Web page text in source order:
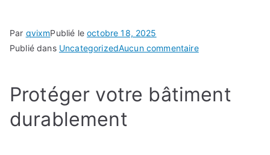
Par qvixmPublié leoctobre 18, 2025
Publié dans UncategorizedAucun commentairesur
votre
Protéger votre bâtiment
durablement